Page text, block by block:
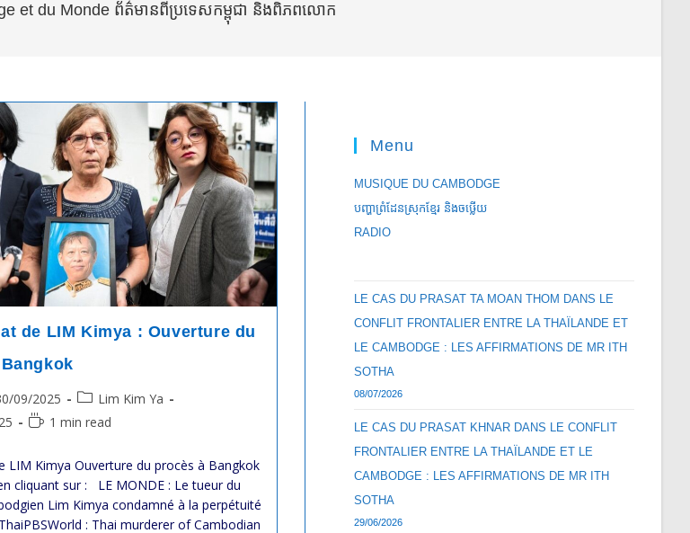
et du Monde ព័ត៌មានពីប្រទេសកម្ពុជា និងពិភពលោក
de LIM Kimya : Ouverture du
09/2025
Post
category:
Lim Kim Ya
Reading1 min read
LIM Kimya Ouverture du procès à Bangkok
cliquant sur : LE MONDE : Le tueur du
Lim Kimya condamné à la perpétuité
: Thai murderer of Cambodian
Menu
MUSIQUE DU CAMBODGE
បញ្ហាព្រំដែនស្រុកខ្មែរ និងចឞ្លើយ
RADIO
LE CAS DU PRASAT TA MOAN THOM DANS LE
CONFLIT FRONTALIER ENTRE LA THAÏLANDE ET
LE CAMBODGE : LES AFFIRMATIONS DE MR ITH
SOTHA
08/07/2026
LE CAS DU PRASAT KHNAR DANS LE CONFLIT
FRONTALIER ENTRE LA THAÏLANDE ET LE
CAMBODGE : LES AFFIRMATIONS DE MR ITH
SOTHA
29/06/2026